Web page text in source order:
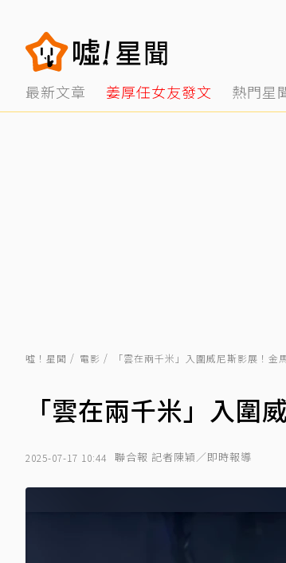
最新文章 姜厚任女友發文 熱門星
噓！星聞 電影 「雲在兩千米」入圍威尼斯影展！金
「雲在兩千米」入圍
2025-07-17 10:44 聯合報 記者陳穎／即時報導